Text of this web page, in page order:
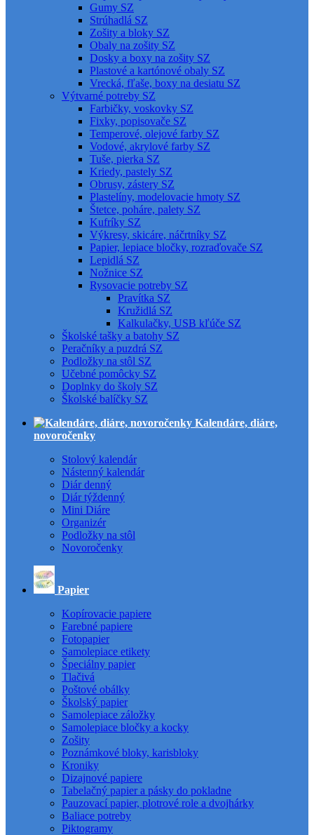
Gumy SZ
Strúhadlá SZ
Zošity a bloky SZ
Obaly na zošity SZ
Dosky a boxy na zošity SZ
Plastové a kartónové obaly SZ
Vrecká, fľaše, boxy na desiatu SZ
Výtvarné potreby SZ
Farbičky, voskovky SZ
Fixky, popisovače SZ
Temperové, olejové farby SZ
Vodové, akrylové farby SZ
Tuše, pierka SZ
Kriedy, pastely SZ
Obrusy, zástery SZ
Plastelíny, modelovacie hmoty SZ
Štetce, poháre, palety SZ
Kufríky SZ
Výkresy, skicáre, náčrtníky SZ
Papier, lepiace bločky, rozraďovače SZ
Lepidlá SZ
Nožnice SZ
Rysovacie potreby SZ
Pravítka SZ
Kružidlá SZ
Kalkulačky, USB kľúče SZ
Školské tašky a batohy SZ
Peračníky a puzdrá SZ
Podložky na stôl SZ
Učebné pomôcky SZ
Doplnky do školy SZ
Školské balíčky SZ
Kalendáre, diáre,
novoročenky
Stolový kalendár
Nástenný kalendár
Diár denný
Diár týždenný
Mini Diáre
Organizér
Podložky na stôl
Novoročenky
Papier
Kopírovacie papiere
Farebné papiere
Fotopapier
Samolepiace etikety
Špeciálny papier
Tlačivá
Poštové obálky
Školský papier
Samolepiace záložky
Samolepiace bločky a kocky
Zošity
Poznámkové bloky, karisbloky
Kroniky
Dizajnové papiere
Tabelačný papier a pásky do pokladne
Pauzovací papier, plotrové role a dvojhárky
Baliace potreby
Piktogramy